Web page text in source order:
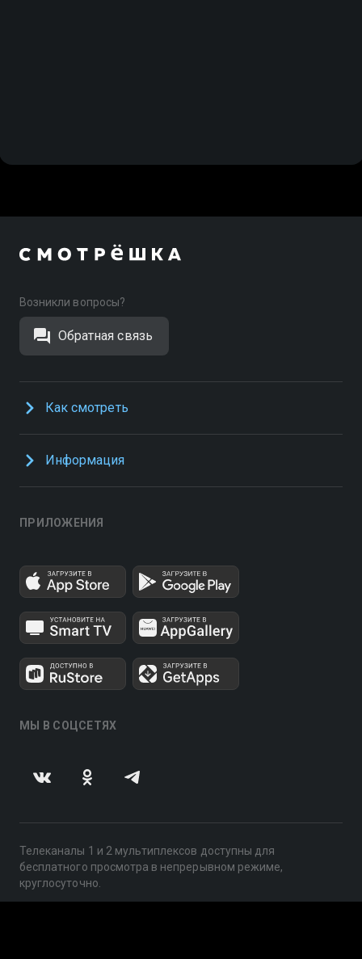
Возникли вопросы?
Обратная связь
Как смотреть
Информация
ПРИЛОЖЕНИЯ
МЫ В СОЦСЕТЯХ
Телеканалы 1 и 2 мультиплексов доступны для
бесплатного просмотра в непрерывном режиме,
круглосуточно.